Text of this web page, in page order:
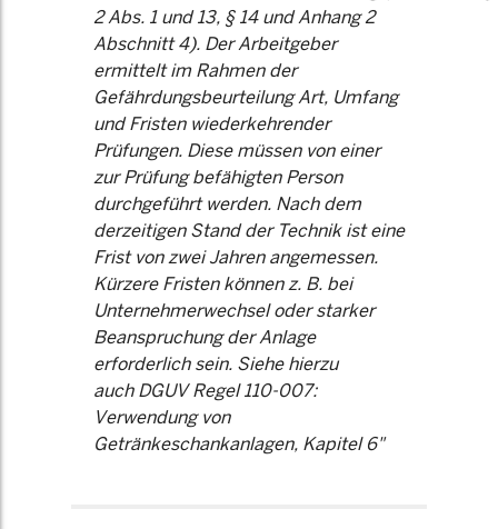
2 Abs. 1 und 13, § 14 und Anhang 2
Abschnitt 4). Der Arbeitgeber
ermittelt im Rahmen der
Gefährdungsbeurteilung Art, Umfang
und Fristen wiederkehrender
Prüfungen. Diese müssen von einer
zur Prüfung befähigten Person
durchgeführt werden. Nach dem
derzeitigen Stand der Technik ist eine
Frist von zwei Jahren angemessen.
Kürzere Fristen können z. B. bei
Unternehmerwechsel oder starker
Beanspruchung der Anlage
erforderlich sein. Siehe hierzu
auch DGUV Regel 110-007:
Verwendung von
Getränkeschankanlagen, Kapitel 6"